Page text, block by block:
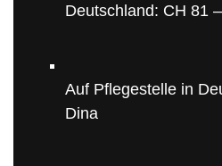
Deutschland: CH 81
Auf Pflegestelle in
Dina